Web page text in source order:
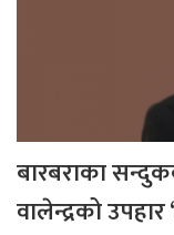
बारबराका
वालेन्द्रको